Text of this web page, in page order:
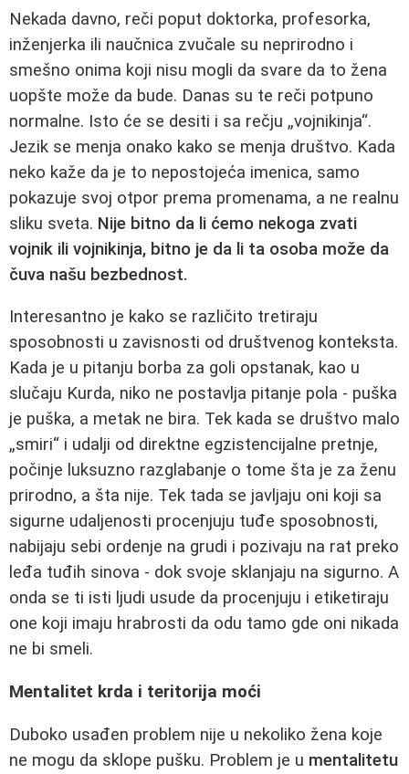
Nekada davno, reči poput doktorka, profesorka,
inženjerka ili naučnica zvučale su neprirodno i
smešno onima koji nisu mogli da svare da to žena
uopšte može da bude. Danas su te reči potpuno
normalne. Isto će se desiti i sa rečju „vojnikinja“.
Jezik se menja onako kako se menja društvo. Kada
neko kaže da je to nepostojeća imenica, samo
pokazuje svoj otpor prema promenama, a ne realnu
sliku sveta. Nije bitno da li ćemo nekoga zvati
vojnik ili vojnikinja, bitno je da li ta osoba može da
čuva našu bezbednost.
Interesantno je kako se različito tretiraju
sposobnosti u zavisnosti od društvenog konteksta.
Kada je u pitanju borba za goli opstanak, kao u
slučaju Kurda, niko ne postavlja pitanje pola - puška
je puška, a metak ne bira. Tek kada se društvo malo
„smiri“ i udalji od direktne egzistencijalne pretnje,
počinje luksuzno razglabanje o tome šta je za ženu
prirodno, a šta nije. Tek tada se javljaju oni koji sa
sigurne udaljenosti procenjuju tuđe sposobnosti,
nabijaju sebi ordenje na grudi i pozivaju na rat preko
leđa tuđih sinova - dok svoje sklanjaju na sigurno. A
onda se ti isti ljudi usude da procenjuju i etiketiraju
one koji imaju hrabrosti da odu tamo gde oni nikada
ne bi smeli.
Mentalitet krda i teritorija moći
Duboko usađen problem nije u nekoliko žena koje
ne mogu da sklope pušku. Problem je u mentalitetu